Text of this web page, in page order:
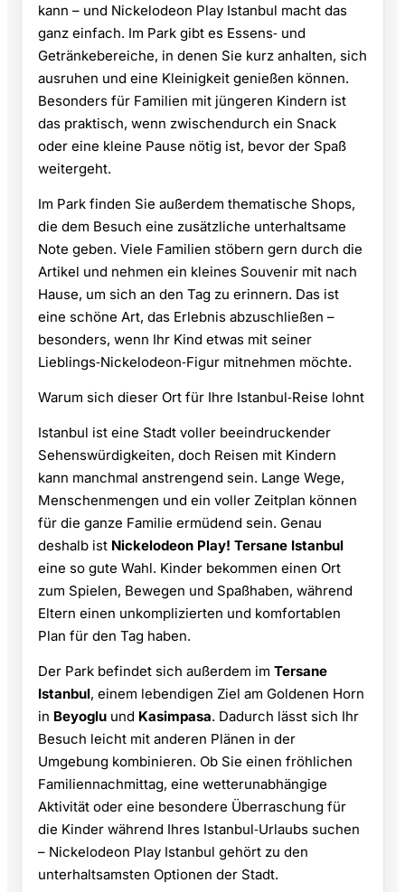
kann – und Nickelodeon Play Istanbul macht das
ganz einfach. Im Park gibt es Essens‑ und
Getränkebereiche, in denen Sie kurz anhalten, sich
ausruhen und eine Kleinigkeit genießen können.
Besonders für Familien mit jüngeren Kindern ist
das praktisch, wenn zwischendurch ein Snack
oder eine kleine Pause nötig ist, bevor der Spaß
weitergeht.
Im Park finden Sie außerdem thematische Shops,
die dem Besuch eine zusätzliche unterhaltsame
Note geben. Viele Familien stöbern gern durch die
Artikel und nehmen ein kleines Souvenir mit nach
Hause, um sich an den Tag zu erinnern. Das ist
eine schöne Art, das Erlebnis abzuschließen –
besonders, wenn Ihr Kind etwas mit seiner
Lieblings‑Nickelodeon‑Figur mitnehmen möchte.
Warum sich dieser Ort für Ihre Istanbul‑Reise lohnt
Istanbul ist eine Stadt voller beeindruckender
Sehenswürdigkeiten, doch Reisen mit Kindern
kann manchmal anstrengend sein. Lange Wege,
Menschenmengen und ein voller Zeitplan können
für die ganze Familie ermüdend sein. Genau
deshalb ist Nickelodeon Play! Tersane Istanbul
eine so gute Wahl. Kinder bekommen einen Ort
zum Spielen, Bewegen und Spaßhaben, während
Eltern einen unkomplizierten und komfortablen
Plan für den Tag haben.
Der Park befindet sich außerdem im Tersane
Istanbul, einem lebendigen Ziel am Goldenen Horn
in Beyoglu und Kasimpasa. Dadurch lässt sich Ihr
Besuch leicht mit anderen Plänen in der
Umgebung kombinieren. Ob Sie einen fröhlichen
Familiennachmittag, eine wetterunabhängige
Aktivität oder eine besondere Überraschung für
die Kinder während Ihres Istanbul‑Urlaubs suchen
– Nickelodeon Play Istanbul gehört zu den
unterhaltsamsten Optionen der Stadt.